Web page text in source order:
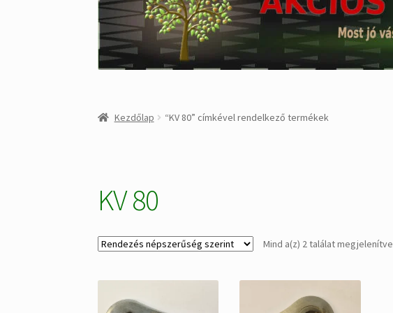
Kezdőlap “KV 80” címkével rendelkező termékek
KV 80
Mind a(z) 2 találat megjelenítve